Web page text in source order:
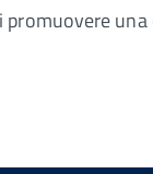
promuovere